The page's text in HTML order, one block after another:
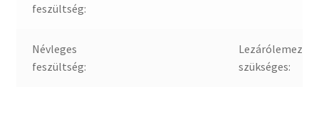
feszültség:
Névleges
feszültség:
Lezárólemez
szükséges: